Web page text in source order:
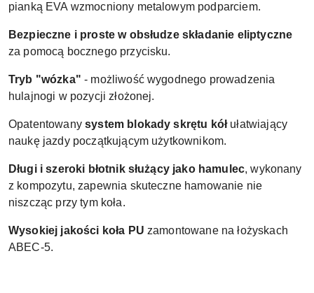
pianką EVA wzmocniony metalowym podparciem.
Bezpieczne i proste w obsłudze składanie eliptyczne
za pomocą bocznego przycisku.
Tryb "wózka" - możliwość wygodnego prowadzenia
hulajnogi w pozycji złożonej.
Opatentowanysystem blokady skrętu kółułatwiający
naukę jazdy początkującym użytkownikom.
Długi i szeroki błotnik służący jako hamulec, wykonany
z kompozytu, zapewnia skuteczne hamowanie nie
niszcząc przy tym koła.
Wysokiej jakości koła PU zamontowane na łożyskach
ABEC-5.